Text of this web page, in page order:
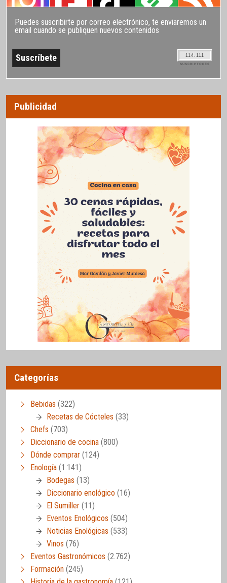
Puedes suscribirte por correo electrónico, te enviaremos un
email cuando se publiquen nuevos contenidos
114.111
SUSCRIPTORES
Publicidad
Categorías
Bebidas (322)
Recetas de Cócteles (33)
Chefs (703)
Diccionario de cocina (800)
Dónde comprar (124)
Enología (1.141)
Bodegas (13)
Diccionario enológico (16)
El Sumiller (11)
Eventos Enológicos (504)
Noticias Enológicas (533)
Vinos (76)
Eventos Gastronómicos (2.762)
Formación (245)